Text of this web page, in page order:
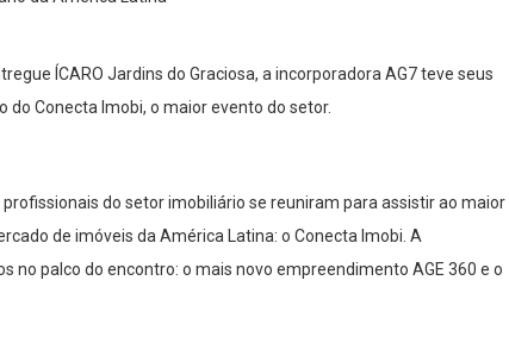
ÍCARO Jardins do Graciosa, a incorporadora AG7 teve seus
do Conecta Imobi, o maior evento do setor.
do setor imobiliário se reuniram para assistir ao maior
de imóveis da América Latina: o Conecta Imobi . A
no palco do encontro: o mais novo empreendimento AGE 360 e o